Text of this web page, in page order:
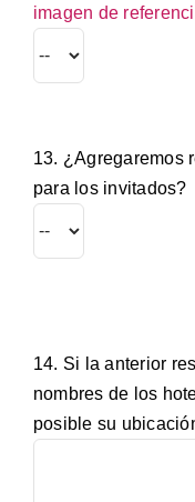
imagen de
13. ¿Agregaremos
para los invitados?
14. Si la anterior
nombres de los
posible su